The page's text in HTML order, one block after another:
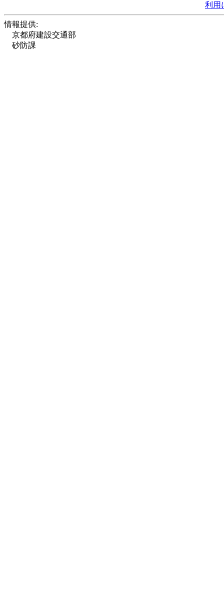
利用
情報提供:
京都府建設交通部
砂防課